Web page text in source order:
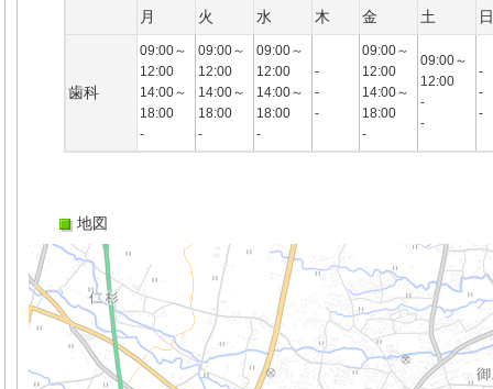
月 火 水 木 金 土
歯科
09:00～
12:00
14:00～
18:00
-
09:00～
12:00
14:00～
18:00
-
09:00～
12:00
14:00～
18:00
-
-
-
-
09:00～
12:00
14:00～
18:00
-
09:00～
12:00
-
-
-
-
-
地図